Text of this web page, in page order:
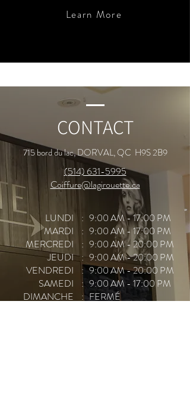
Learn More
CONTACT
715 bord du lac, DORVAL, QC H9S 2B9
(514) 631-5995
Coiffure@lagirouette.ca
LUNDI
MARDI
MERCREDI
JEUDI
VENDREDI
SAMEDI
DIMANCHE
: 9:00 AM - 17:00 PM
: 9:00 AM - 17:00 PM
: 9:00 AM - 20:00 PM
: 9:00 AM - 20:00 PM
: 9:00 AM - 20:00 PM
: 9:00 AM - 17:00 PM
: FERMÉ